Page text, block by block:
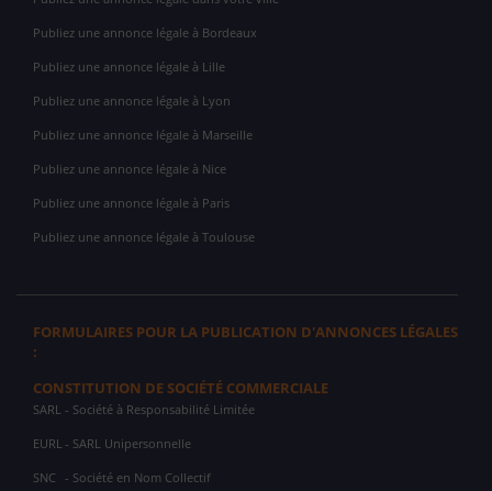
Publiez une annonce légale à Bordeaux
Publiez une annonce légale à Lille
Publiez une annonce légale à Lyon
Publiez une annonce légale à Marseille
Publiez une annonce légale à Nice
Publiez une annonce légale à Paris
Publiez une annonce légale à Toulouse
FORMULAIRES POUR LA PUBLICATION D'ANNONCES LÉGALES
:
CONSTITUTION DE SOCIÉTÉ COMMERCIALE
SARL - Société à Responsabilité Limitée
EURL - SARL Unipersonnelle
SNC - Société en Nom Collectif